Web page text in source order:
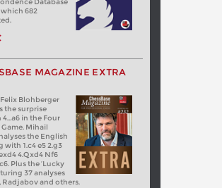
Database
which 682
MAGAZINE EXTRA
Blohberger
the surprise
in the Four
Mihail
the English
with 1.c4 e5 2.g3
4.Qxd4 Nf6
Plus the ‘Lucky
37 analyses
Radjabov and others.